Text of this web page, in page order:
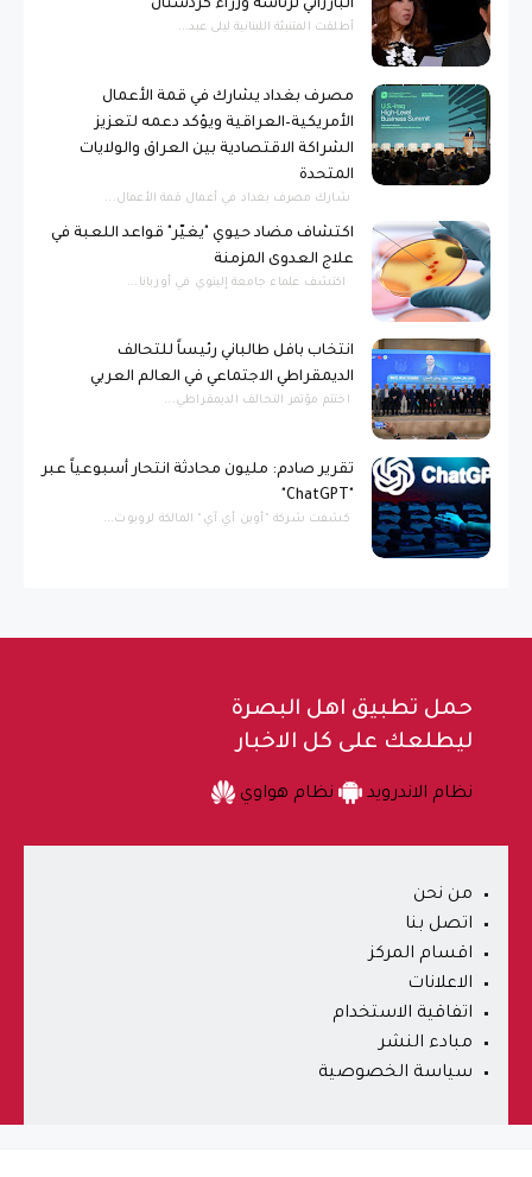
البارزاني لرئاسة وزراء كردستان
أطلقت المتنبئة اللبنانية ليلى عبد...
مصرف بغداد يشارك في قمة الأعمال
الأمريكية–العراقية ويؤكد دعمه لتعزيز
الشراكة الاقتصادية بين العراق والولايات
المتحدة
شارك مصرف بغداد في أعمال قمة الأعمال...
اكتشاف مضاد حيوي "يغيّر" قواعد اللعبة في
علاج العدوى المزمنة
اكتشف علماء جامعة إلينوي في أوربانا...
انتخاب بافل طالباني رئيساً للتحالف
الديمقراطي الاجتماعي في العالم العربي
اختتم مؤتمر التحالف الديمقراطي...
تقرير صادم: مليون محادثة انتحار أسبوعياً عبر
"ChatGPT"
كشفت شركة "أوبن أي آي" المالكة لروبوت...
حمل تطبيق اهل البصرة
ليطلعك على كل الاخبار
نظام الاندرويد نظام هواوي
من نحن
اتصل بنا
اقسام المركز
الاعلانات
اتفاقية الاستخدام
مبادء النشر
سياسة الخصوصية